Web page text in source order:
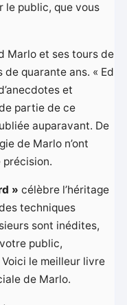
le public, que vous
Marlo et ses tours de
quarante ans. « Ed
et
partie de ce
auparavant. De
de Marlo n’ont
» célèbre l’héritage
techniques
sont inédites,
public,
le meilleur livre
de Marlo.